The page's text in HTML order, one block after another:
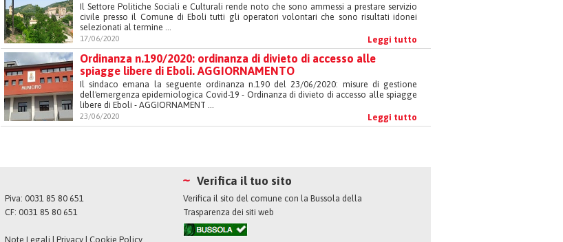
Il Settore Politiche Sociali e Culturali rende noto che sono ammessi a prestare servizio
civile presso il Comune di Eboli tutti gli operatori volontari che sono risultati idonei
selezionati al termine ...
17/06/2020 Leggi tutto
Ordinanza n.190/2020: ordinanza di divieto di accesso alle
spiagge libere di Eboli. AGGIORNAMENTO
Il sindaco emana la seguente ordinanza n.190 del 23/06/2020: misure di gestione
dell'emergenza epidemiologica Covid-19 - Ordinanza di divieto di accesso alle spiagge
libere di Eboli - AGGIORNAMENT ...
23/06/2020 Leggi tutto
Piva: 0031 85 80 651
CF: 0031 85 80 651
Note Legali Privacy Cookie Policy
Verifica il tuo sito
Verifica il sito del comune con la Bussola della
Trasparenza dei siti web